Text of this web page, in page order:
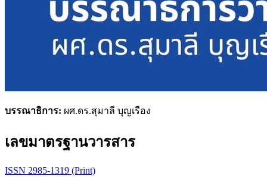
บรรณาธิการ: ผศ.ดร.สุมาลี บุญเรือง
เลขมาตรฐานวารสาร
ISSN 2985-1319 (Print)